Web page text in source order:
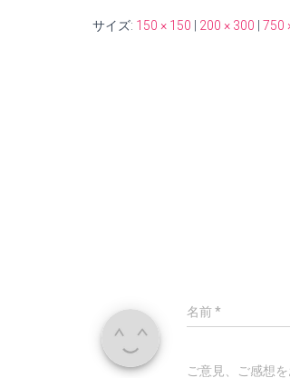
サイズ: 150 × 150 200 × 300 750
名前*
ご意見、ご感想を